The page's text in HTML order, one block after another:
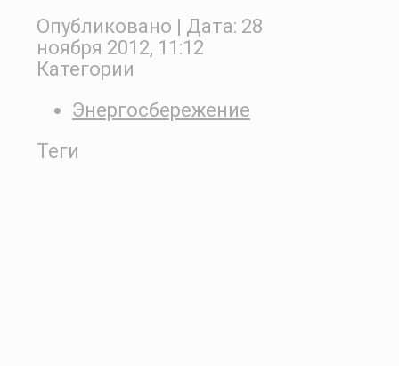
Опубликовано | Дата: 28
ноября 2012, 11:12
Категории
Энергосбережение
Теги